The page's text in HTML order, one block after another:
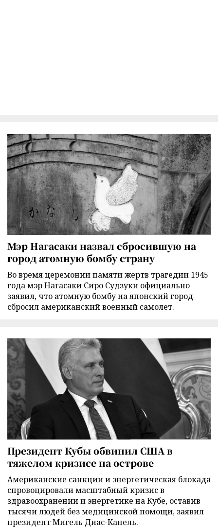
Мэр Нагасаки назвал сбросившую на
город атомную бомбу страну
Во время церемонии памяти жертв трагедии 1945
года мэр Нагасаки Сиро Судзуки официально
заявил, что атомную бомбу на японский город
сбросил американский военный самолет.
Президент Кубы обвинил США в
тяжелом кризисе на острове
Американские санкции и энергетическая блокада
спровоцировали масштабный кризис в
здравоохранении и энергетике на Кубе, оставив
тысячи людей без медицинской помощи, заявил
президент Мигель Диас-Канель.